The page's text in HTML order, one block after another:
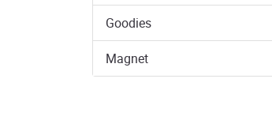
Goodies
Magnet